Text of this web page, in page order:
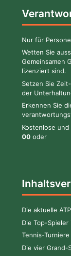
Nur für
Wetten Sie
Gemeinsamen
lizenziert sind.
Setzen Sie
der
Erkennen Sie
Kostenlose
00 oder
Die aktuelle
Die Top-
Tennis-
Die vier Grand-